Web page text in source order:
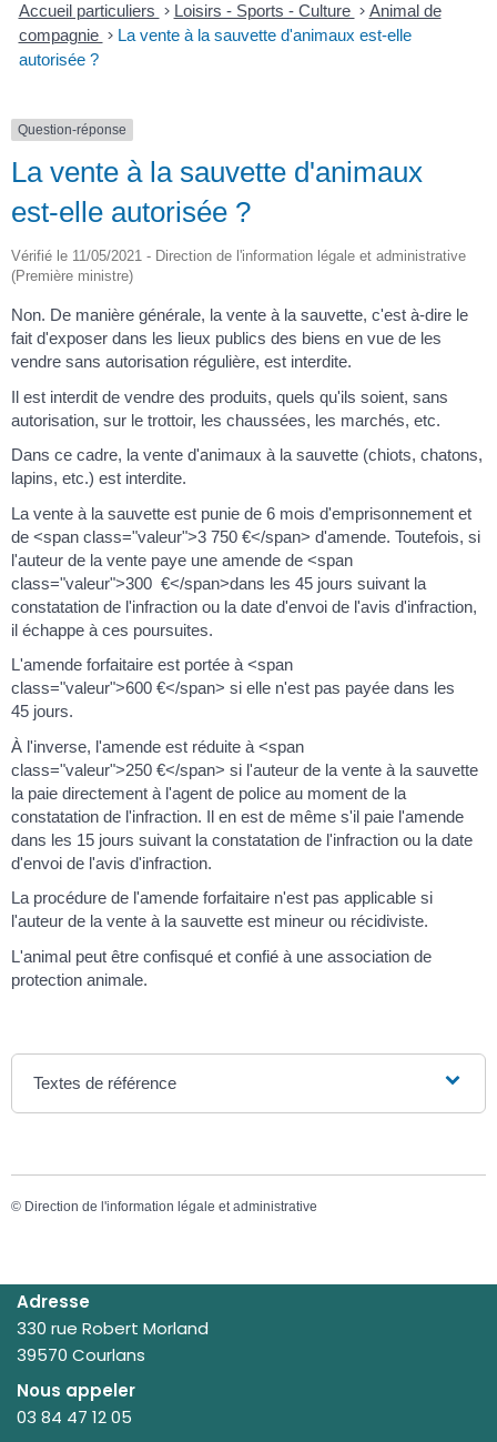
Accueil particuliers > Loisirs - Sports - Culture > Animal de
compagnie > La vente à la sauvette d'animaux est-elle
autorisée ?
Question-réponse
La vente à la sauvette d'animaux
est-elle autorisée ?
Vérifié le 11/05/2021 - Direction de l'information légale et administrative
(Première ministre)
Non. De manière générale, la vente à la sauvette, c'est à-dire le
fait d'exposer dans les lieux publics des biens en vue de les
vendre sans autorisation régulière, est interdite.
Il est interdit de vendre des produits, quels qu'ils soient, sans
autorisation, sur le trottoir, les chaussées, les marchés, etc.
Dans ce cadre, la vente d'animaux à la sauvette (chiots, chatons,
lapins, etc.) est interdite.
La vente à la sauvette est punie de 6 mois d'emprisonnement et
de <span class="valeur">3 750 €</span> d'amende. Toutefois, si
l'auteur de la vente paye une amende de <span
class="valeur">300 €</span>dans les 45 jours suivant la
constatation de l'infraction ou la date d'envoi de l'avis d'infraction,
il échappe à ces poursuites.
L'amende forfaitaire est portée à <span
class="valeur">600 €</span> si elle n'est pas payée dans les
45 jours.
À l'inverse, l'amende est réduite à <span
class="valeur">250 €</span> si l'auteur de la vente à la sauvette
la paie directement à l'agent de police au moment de la
constatation de l'infraction. Il en est de même s'il paie l'amende
dans les 15 jours suivant la constatation de l'infraction ou la date
d'envoi de l'avis d'infraction.
La procédure de l'amende forfaitaire n'est pas applicable si
l'auteur de la vente à la sauvette est mineur ou récidiviste.
L'animal peut être confisqué et confié à une association de
protection animale.
Textes de référence
© Direction de l'information légale et administrative
Adresse
330 rue Robert Morland
39570 Courlans
Nous appeler
03 84 47 12 05